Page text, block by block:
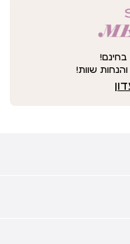
שוות!